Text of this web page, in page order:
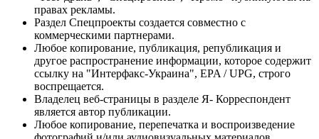
правах рекламы.
Раздел Спецпроекты создается совместно с
коммерческими партнерами.
Любое копирование, публикация, републикация и
другое распространение информации, которое содержит
ссылку на "Интерфакс-Украина", EPA / UPG, строго
воспрещается.
Владелец веб-страницы в разделе Я- Корреспондент
является автор публикации.
Любое копирование, перепечатка и воспроизведение